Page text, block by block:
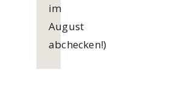
im
August
abchecken!)